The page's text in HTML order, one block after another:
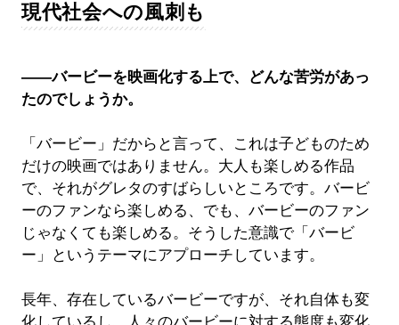
現代社会への風刺も
――バービーを映画化する上で、どんな苦労があっ
たのでしょうか。
「バービー」だからと言って、これは子どものため
だけの映画ではありません。大人も楽しめる作品
で、それがグレタのすばらしいところです。バービ
ーのファンなら楽しめる、でも、バービーのファン
じゃなくても楽しめる。そうした意識で「バービ
ー」というテーマにアプローチしています。
長年、存在しているバービーですが、それ自体も変